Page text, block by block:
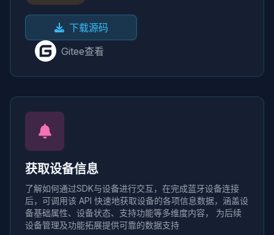
下载源码
Gitee查看
获取设备信息
了解如何通过SDK与设备进行交互，在完成蓝牙设备连接
后，可调用该 API 快速地获取设备的各项信息数据，涵盖设
备基础属性、设备状态、支持功能等多维度内容， 为后续
设备管理及功能拓展提供可靠的数据支持